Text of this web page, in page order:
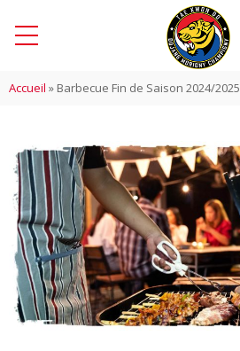
Accueil » Barbecue Fin de Saison 2024/2025